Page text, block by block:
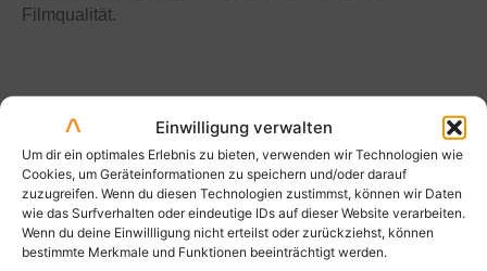
Einwilligung verwalten
Um dir ein optimales Erlebnis zu bieten, verwenden wir Technologien wie
Cookies, um Geräteinformationen zu speichern und/oder darauf
zuzugreifen. Wenn du diesen Technologien zustimmst, können wir Daten
wie das Surfverhalten oder eindeutige IDs auf dieser Website verarbeiten.
Wenn du deine Einwillligung nicht erteilst oder zurückziehst, können
bestimmte Merkmale und Funktionen beeinträchtigt werden.
Filmqualität.